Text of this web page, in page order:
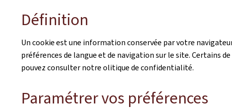
Définition
Un cookie est une information conservée par votre
préférences de langue et de navigation sur le site. Certains
pouvez consulter notre olitique de confidentialité.
Paramétrer vos préférences